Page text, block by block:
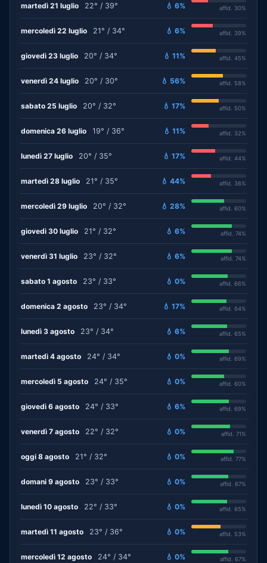
martedì 21 luglio 22° / 39° 💧 6% affid. 30%
mercoledì 22 luglio 21° / 34° 💧 6% affid. 39%
giovedì 23 luglio 20° / 34° 💧 11% affid. 45%
venerdì 24 luglio 20° / 30° 💧 56% affid. 58%
sabato 25 luglio 20° / 32° 💧 17% affid. 50%
domenica 26 luglio 19° / 36° 💧 11% affid. 32%
lunedì 27 luglio 20° / 35° 💧 17% affid. 44%
martedì 28 luglio 21° / 35° 💧 44% affid. 36%
mercoledì 29 luglio 20° / 32° 💧 28% affid. 60%
giovedì 30 luglio 21° / 32° 💧 6% affid. 74%
venerdì 31 luglio 23° / 32° 💧 6% affid. 74%
sabato 1 agosto 23° / 33° 💧 0% affid. 66%
domenica 2 agosto 23° / 34° 💧 17% affid. 64%
lunedì 3 agosto 23° / 34° 💧 6% affid. 65%
martedì 4 agosto 24° / 34° 💧 0% affid. 69%
mercoledì 5 agosto 24° / 35° 💧 0% affid. 60%
giovedì 6 agosto 24° / 33° 💧 6% affid. 69%
venerdì 7 agosto 22° / 32° 💧 0% affid. 71%
oggi 8 agosto 21° / 32° 💧 0% affid. 77%
domani 9 agosto 23° / 33° 💧 0% affid. 67%
lunedì 10 agosto 22° / 33° 💧 0% affid. 65%
martedì 11 agosto 23° / 36° 💧 0% affid. 53%
mercoledì 12 agosto 24° / 34° 💧 0% affid. 67%